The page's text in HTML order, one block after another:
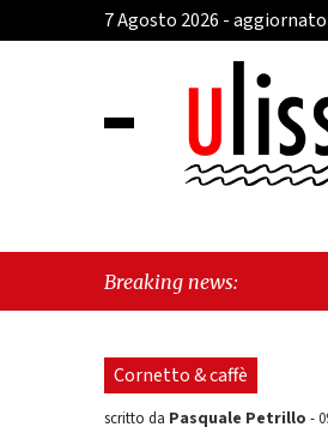
7 Agosto 2026 -
Breaking news:
Cornetto & caffè
scritto da Pasquale Petrillo -